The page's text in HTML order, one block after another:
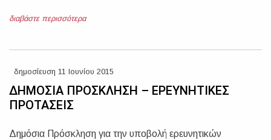
διαβάστε περισσότερα
δημοσίευση 11 Ιουνίου 2015
ΔΗΜΟΣΙΑ ΠΡΟΣΚΛΗΣΗ – ΕΡΕΥΝΗΤΙΚΕΣ
ΠΡΟΤΑΣΕΙΣ
Δημόσια Πρόσκληση για την υποβολή ερευνητικών